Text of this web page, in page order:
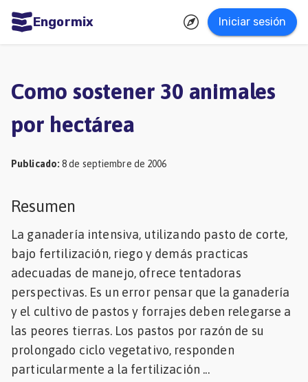
Engormix Iniciar sesión
Agricultura
Balanceados
Avicultura
Ganadería
Lechería
Micotoxinas
Porcicultura
Mascotas
Como sostener 30 animales
por hectárea
Publicado: 8 de septiembre de 2006
Resumen
La ganadería intensiva, utilizando pasto de corte,
bajo fertilización, riego y demás practicas
adecuadas de manejo, ofrece tentadoras
perspectivas. Es un error pensar que la ganadería
y el cultivo de pastos y forrajes deben relegarse a
las peores tierras. Los pastos por razón de su
prolongado ciclo vegetativo, responden
particularmente a la fertilización ...